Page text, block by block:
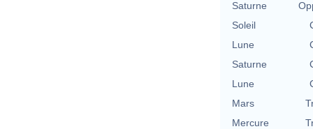
Saturne
Soleil
Lune
Saturne
Lune
Mars
Mercure